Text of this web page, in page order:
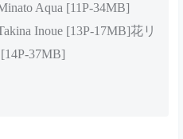
Aqua [11P-34MB]
Inoue [13P-17MB]花リ
37MB]